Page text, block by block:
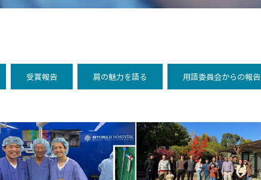
受賞報告 肩の魅力を語る 用語委員会からの報告